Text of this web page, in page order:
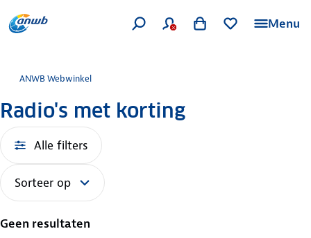
Menu
ANWB Webwinkel
Radio's met korting
Alle filters
Sorteer op
Geen resultaten